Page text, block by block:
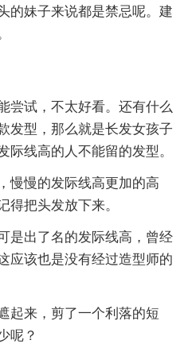
的妹子来说都是禁忌呢。建
尝试，不太好看。还有什么
发型，那么就是长发女孩子
际线高的人不能留的发型。
慢慢的发际线高更加的高
得把头发放下来。
是出了名的发际线高，曾经
应该也是没有经过造型师的
起来，剪了一个利落的短
呢？